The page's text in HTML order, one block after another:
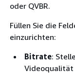
oder QVBR.
Füllen Sie die
einzurichten:
Bitrate:
Videoqualität